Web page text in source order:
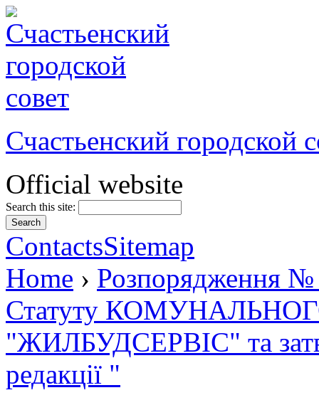
Счастьенский городской
Official website
Search this site:
ContactsSitemap
Home › Розпорядження №
Статуту
"ЖИЛБУДСЕРВІС" та
редакції "